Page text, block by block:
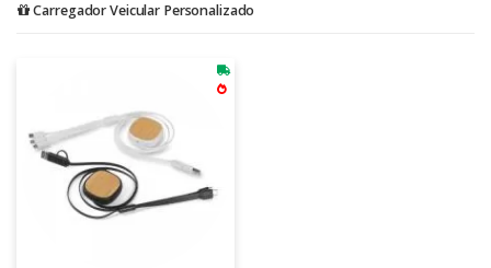
Carregador Veicular Personalizado